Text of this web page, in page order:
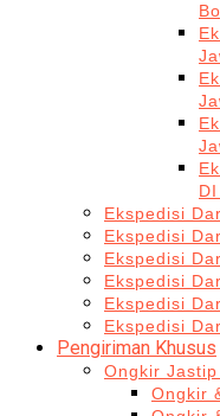
Ekspedisi
Ekspedisi
Ekspedisi
Ekspedisi
Ekspedisi
Ekspedisi
Pengiriman Khusus
Ongkir
Ongkir